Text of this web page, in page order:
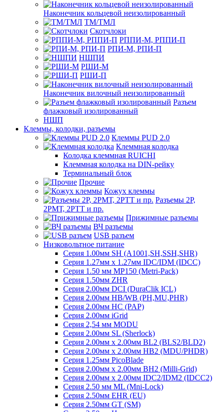
Наконечник кольцевой неизолированный
ТМ/ТМЛ
Скотчлоки
РППИ-М, РППИ-П
РПИ-М, РПИ-П
НШПИ
РШИ-М
РШИ-П
Наконечник вилочный неизолированный
Разъем
флажковый изолированный
НШП
Клеммы, колодки, разъемы
Клеммы PUD 2.0
Клеммная колодка
Колодка клеммная RUICHI
Клеммная колодка на DIN-рейку
Терминальный блок
Прочие
Кожух клеммы
Разъемы 2Р,
2РМТ, 2РТТ и пр.
Прижимные разъемы
ВЧ разъемы
USB разъем
Низковольтное питание
Серия 1.00мм SH (A1001,SH,SSH,SHR)
Серия 1.27мм x 1.27мм IDC/IDM (IDCC)
Серия 1.50 мм MP150 (Metri-Pack)
Серия 1.50мм ZHR
Серия 2.00мм DCI (DuraClik ICL)
Серия 2.00мм HB/WB (PH,MU,PHR)
Серия 2.00мм HC (PAP)
Серия 2.00мм iGrid
Серия 2,54 мм MODU
Серия 2.00мм SL (Sherlock)
Серия 2.00мм x 2.00мм BL2 (BLS2/BLD2)
Серия 2.00мм x 2.00мм HB2 (MDU/PHDR)
Серия 1.25мм PicoBlade
Серия 2.00мм х 2.00мм BH2 (Milli-Grid)
Серия 2.00мм х 2.00мм IDC2/IDM2 (IDCC2)
Серия 2.50 мм ML (Mni-Lock)
Серия 2.50мм EHR (EU)
Серия 2.50мм GT (SM)